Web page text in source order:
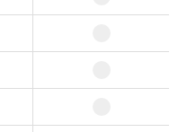
グリーン系
パープル系